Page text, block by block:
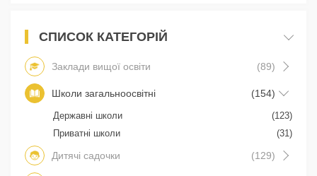
СПИСОК КАТЕГОРІЙ
Заклади вищої освіти (89)
Школи загальноосвітні (154)
Державні школи
(123)
Приватні школи
(31)
Дитячі садочки (129)